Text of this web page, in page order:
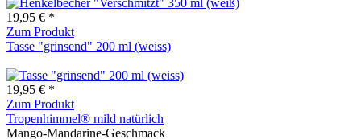
19,95 € *
Zum Produkt
Tasse "grinsend" 200 ml (weiss)
19,95 € *
Zum Produkt
Tropenhimmel® mild natürlich
Mango-Mandarine-Geschmack